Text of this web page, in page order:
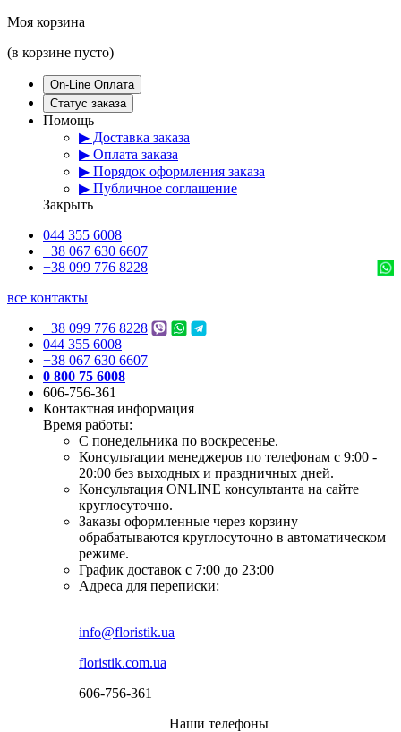
Моя корзина
(в корзине пусто)
On-Line Оплата
Статус заказа
Помощь
▶ Доставка заказа
▶ Оплата заказа
▶ Порядок оформления заказа
▶ Публичное соглашение
Закрыть
044 355 6008
+38 067 630 6607
+38 099 776 8228
все контакты
+38 099 776 8228
044 355 6008
+38 067 630 6607
0 800 75 6008
606-756-361
Контактная информация
Время работы:
С понедельника по воскресенье.
Консультации менеджеров по телефонам с 9:00 -
20:00 без выходных и праздничных дней.
Консультация ONLINE консультанта на сайте
круглосуточно.
Заказы оформленные через корзину
обрабатываются круглосуточно в автоматическом
режиме.
График доставок с 7:00 до 23:00
Адреса для переписки:
info@floristik.ua
floristik.com.ua
606-756-361
Наши телефоны